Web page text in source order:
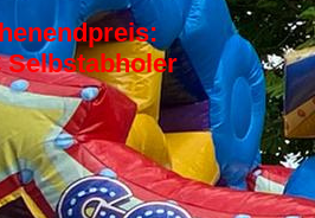
Selbstabholer